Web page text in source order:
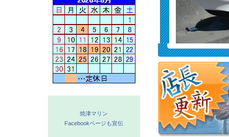
焼津マリン
Facebookページも宣伝